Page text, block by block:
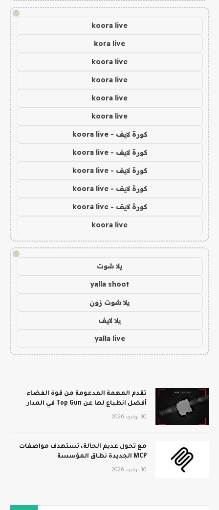
!
koora live
kora live
koora live
koora live
koora live
koora live
كورة لايف - koora live
كورة لايف - koora live
كورة لايف - koora live
كورة لايف - koora live
كورة لايف - koora live
koora live
!
يلا شوت
yalla shoot
يلا شوت زون
يلا لايف
yalla live
تقدم المهمة المدعومة من قوة الفضاء
أفضل انطباع لها عن Top Gun في المدار
30 يوليو، 2026
مع تحول عديم الحالة، تستهدف مواصفات
MCP الجديدة نطاق المؤسسة
30 يوليو، 2026